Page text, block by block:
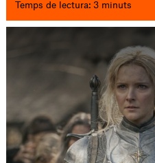
Temps de lectura: 3 minuts